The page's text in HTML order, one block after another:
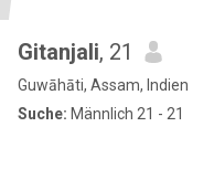
Gitanjali, 21
Guwāhāti, Assam, Indien
Suche: Männlich 21 - 21